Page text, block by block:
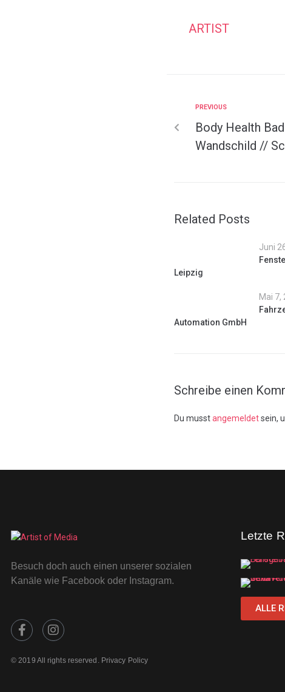
ARTIST
PREVIOUS
Body Health
Wandschild //
Related Posts
Juni
Leipzig
Mai 7,
Automation GmbH
Schreibe einen
Du musstangemeldetsein,
Besuch doch auch einen unserer sozialen
Kanäle wie Facebook oder Instagram.
© 2019 All rights reserved. Privacy Policy
Letzte
ALLE